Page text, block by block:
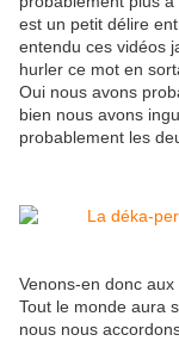
est un petit délire
entendu ces vidéos
hurler ce mot en
Oui nous avons
bien nous avons
probablement les
Venons-en donc
Tout le monde aura
nous nous